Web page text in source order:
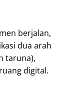
berjalan,
dua arah
taruna),
digital.